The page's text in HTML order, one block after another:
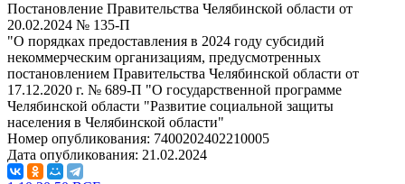
Постановление Правительства Челябинской области от
20.02.2024 № 135-П
"О порядках предоставления в 2024 году субсидий
некоммерческим организациям, предусмотренных
постановлением Правительства Челябинской области от
17.12.2020 г. № 689-П "О государственной программе
Челябинской области "Развитие социальной защиты
населения в Челябинской области"
Номер опубликования: 7400202402210005
Дата опубликования: 21.02.2024